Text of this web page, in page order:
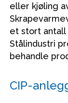
eller kjøling
et stort antall
Stålindustri
behandle
CIP-